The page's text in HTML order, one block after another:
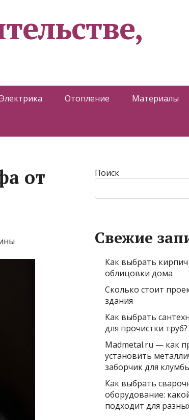
Электрика Отопление Материалы
от
Поиск
Свежие
Как выбрать кирпич
облицовки дома
Сколько стоит
здания
Как выбрать
для прочистки труб?
Madmetal.ru — как
установить
заборчик для
Как выбрать
оборудование:
подходит для